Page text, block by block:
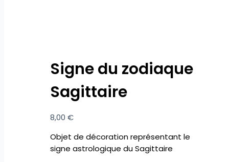
Signe du zodiaque
Sagittaire
8,00 €
Objet de décoration représentant le
signe astrologique du Sagittaire